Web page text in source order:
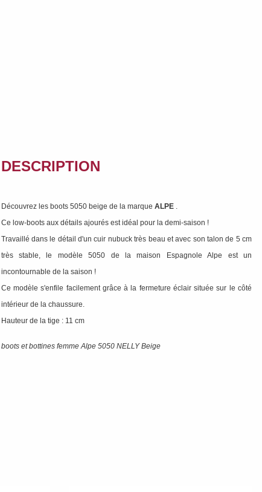
DESCRIPTION
Découvrez les boots 5050 beige de la marque ALPE .
Ce low-boots aux détails ajourés est idéal pour la demi-saison !
Travaillé dans le détail d'un cuir nubuck très beau et avec son talon de 5 cm
très stable, le modèle 5050 de la maison Espagnole Alpe est un
incontournable de la saison !
Ce modèle s'enfile facilement grâce à la fermeture éclair située sur le côté
intérieur de la chaussure.
Hauteur de la tige : 11 cm
boots et bottines femme Alpe 5050 NELLY Beige